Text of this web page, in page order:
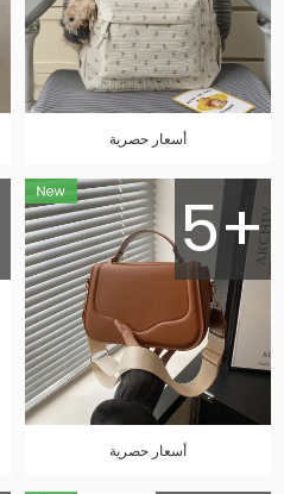
أسعار حصرية
5+
أسعار حصرية